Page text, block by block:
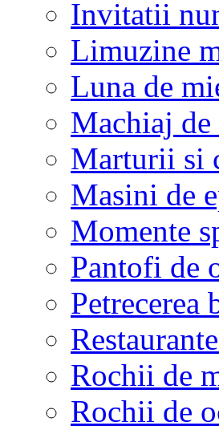
Invitatii
Limuzine
Luna de
Machiaj de
Marturii si
Masini de
Momente
Pantofi de
Rochii de
Rochii de